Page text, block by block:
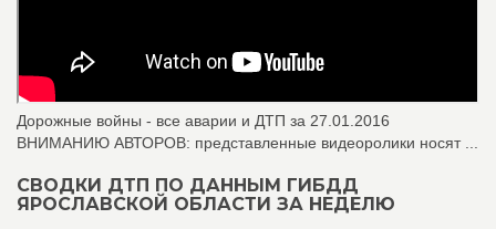
Дорожные войны - все аварии и ДТП за 27.01.2016
ВНИМАНИЮ АВТОРОВ: представленные видеоролики носят ...
СВОДКИ ДТП ПО ДАННЫМ ГИБДД
ЯРОСЛАВСКОЙ ОБЛАСТИ ЗА НЕДЕЛЮ